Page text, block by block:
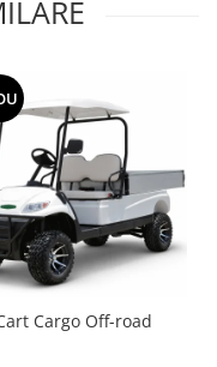
Cargo Off-road